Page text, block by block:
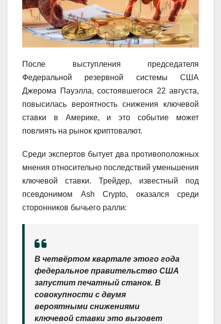
После выступления председателя
Федеральной резервной системы США
Джерома Пауэлла, состоявшегося 22 августа,
повысилась вероятность снижения ключевой
ставки в Америке, и это событие может
повлиять на рынок криптовалют.
Среди экспертов бытует два противоположных
мнения относительно последствий уменьшения
ключевой ставки. Трейдер, известный под
псевдонимом Ash Crypto, оказался среди
сторонников бычьего ралли:
В четвёртом квартале этого года
федеральное правительство США
запустит печатный станок. В
совокупности с двумя
вероятными снижениями
ключевой ставки это вызовет